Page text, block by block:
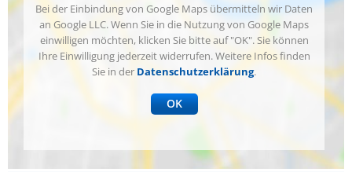
Bei der Einbindung von Google Maps übermitteln wir Daten
an Google LLC. Wenn Sie in die Nutzung von Google Maps
einwilligen möchten, klicken Sie bitte auf "OK". Sie können
Ihre Einwilligung jederzeit widerrufen. Weitere Infos finden
Sie in der Datenschutzerklärung.
OK